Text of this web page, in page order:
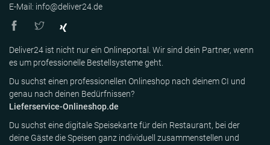
E-Mail: info@deliver24.de
Deliver24 ist nicht nur ein Onlineportal. Wir sind dein Partner, wenn
es um professionelle Bestellsysteme geht.
Du suchst einen professionellen Onlineshop nach deinem CI und
genau nach deinen Bedürfnissen?
Lieferservice-Onlineshop.de
Du suchst eine digitale Speisekarte für dein Restaurant, bei der
deine Gäste die Speisen ganz individuell zusammenstellen und